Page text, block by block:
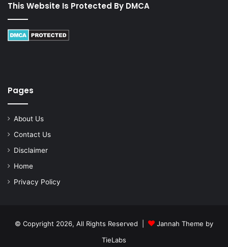
This Website Is Protected By DMCA
Pages
About Us
Contact Us
Disclaimer
Home
Privacy Policy
© Copyright 2026, All Rights Reserved |
Jannah Theme by
TieLabs